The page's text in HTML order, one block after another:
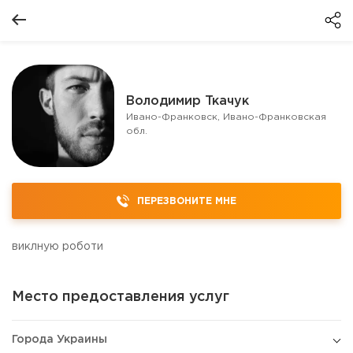
Володимир Ткачук
Ивано-Франковск, Ивано-Франковская
обл.
ПЕРЕЗВОНИТЕ МНЕ
виклную роботи
Место предоставления услуг
Города Украины